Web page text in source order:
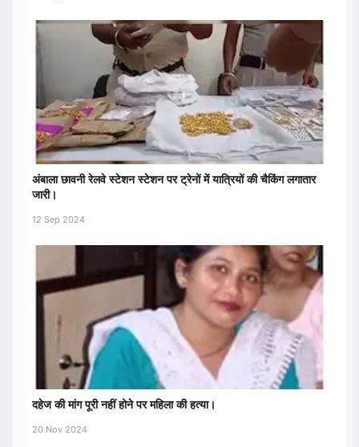
अंबाला छावनी रेलवे स्टेशन स्टेशन पर ट्रेनों में यात्रियों की चैकिंग लगातार
जारी।
12 Sep 2024
दहेज की मांग पूरी नहीं होने पर महिला की हत्या।
20 Nov 2024